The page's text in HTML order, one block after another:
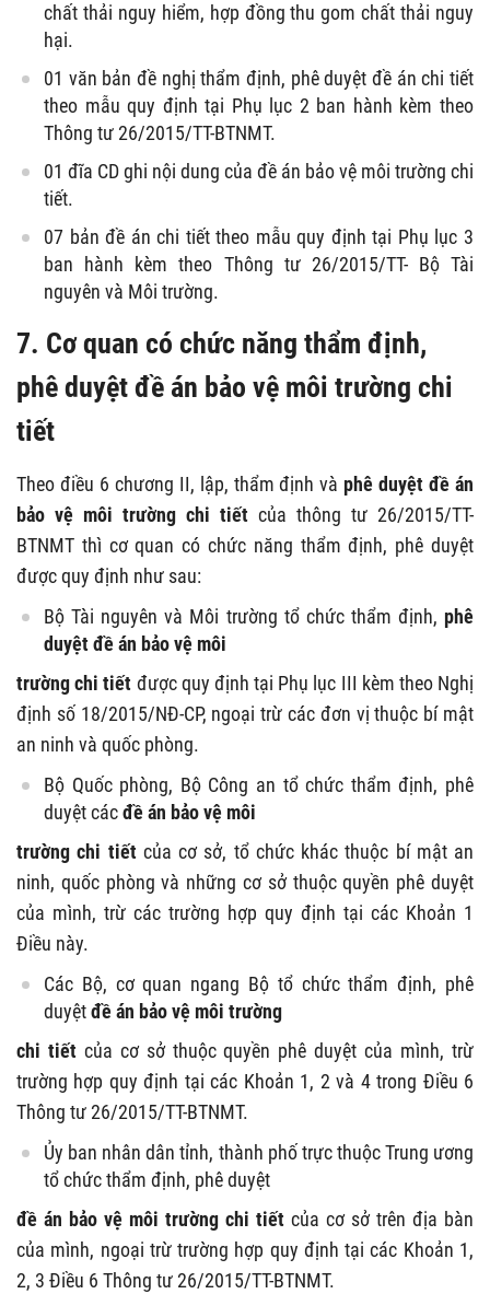
chất thải nguy hiểm, hợp đồng thu gom chất thải nguy
hại.
01 văn bản đề nghị thẩm định, phê duyệt đề án chi tiết
theo mẫu quy định tại Phụ lục 2 ban hành kèm theo
Thông tư 26/2015/TT-BTNMT.
01 đĩa CD ghi nội dung của đề án bảo vệ môi trường chi
tiết.
07 bản đề án chi tiết theo mẫu quy định tại Phụ lục 3
ban hành kèm theo Thông tư 26/2015/TT- Bộ Tài
nguyên và Môi trường.
7. Cơ quan có chức năng thẩm định,
phê duyệt đề án bảo vệ môi trường chi
tiết
Theo điều 6 chương II, lập, thẩm định và phê duyệt đề án
bảo vệ môi trường chi tiết của thông tư 26/2015/TT-
BTNMT thì cơ quan có chức năng thẩm định, phê duyệt
được quy định như sau:
Bộ Tài nguyên và Môi trường tổ chức thẩm định, phê
duyệt đề án bảo vệ môi
trường chi tiết được quy định tại Phụ lục III kèm theo Nghị
định số 18/2015/NĐ-CP, ngoại trừ các đơn vị thuộc bí mật
an ninh và quốc phòng.
Bộ Quốc phòng, Bộ Công an tổ chức thẩm định, phê
duyệt cácđề án bảo vệ môi
trường chi tiết của cơ sở, tổ chức khác thuộc bí mật an
ninh, quốc phòng và những cơ sở thuộc quyền phê duyệt
của mình, trừ các trường hợp quy định tại các Khoản 1
Điều này.
Các Bộ, cơ quan ngang Bộ tổ chức thẩm định, phê
duyệtđề án bảo vệ môi trường
chi tiếtcủa cơ sở thuộc quyền phê duyệt của mình, trừ
trường hợp quy định tại các Khoản 1, 2 và 4 trong Điều 6
Thông tư 26/2015/TT-BTNMT.
Ủy ban nhân dân tỉnh, thành phố trực thuộc Trung ương
tổ chức thẩm định, phê duyệt
đề án bảo vệ môi trường chi tiết của cơ sở trên địa bàn
của mình, ngoại trừ trường hợp quy định tại các Khoản 1,
2, 3 Điều 6 Thông tư 26/2015/TT-BTNMT.